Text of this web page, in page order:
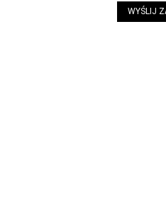
WYŚLIJ